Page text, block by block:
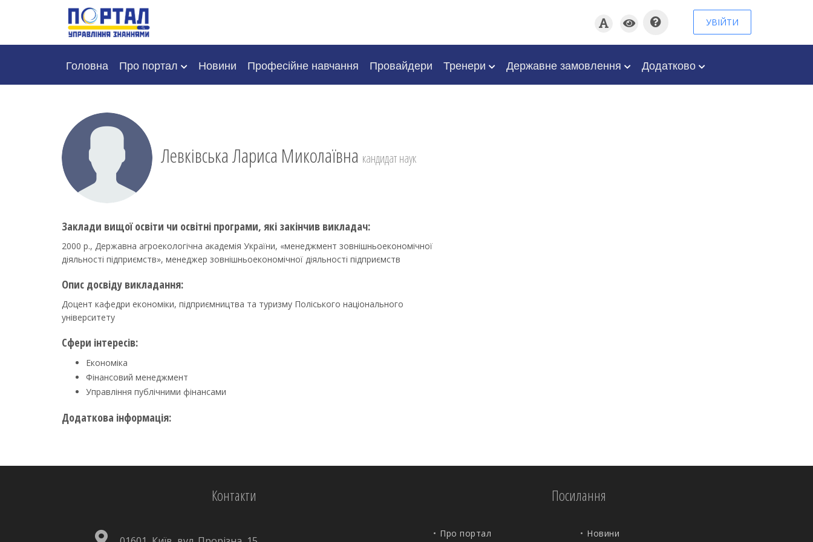
УВІЙТИ
Головна Про портал Новини Професійне навчання Провайдери Тренери Державне замовлення Додатково
Левківська Лариса Миколаївна кандидат наук
Заклади вищої освіти чи освітні програми, які закінчив викладач:
2000 р., Державна агроекологічна академія України, «менеджмент зовнішньоекономічної
діяльності підприємств», менеджер зовнішньоекономічної діяльності підприємств
Опис досвіду викладання:
Доцент кафедри економіки, підприємництва та туризму Поліського національного
університету
Сфери інтересів:
Економіка
Фінансовий менеджмент
Управління публічними фінансами
Додаткова інформація:
Контакти Посилання
Про портал Новини